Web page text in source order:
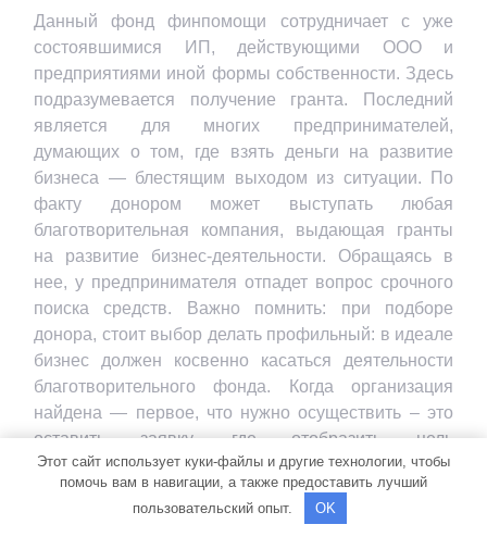
Данный фонд финпомощи сотрудничает с уже
состоявшимися ИП, действующими ООО и
предприятиями иной формы собственности. Здесь
подразумевается получение гранта. Последний
является для многих предпринимателей,
думающих о том, где взять деньги на развитие
бизнеса — блестящим выходом из ситуации. По
факту донором может выступать любая
благотворительная компания, выдающая гранты
на развитие бизнес-деятельности. Обращаясь в
нее, у предпринимателя отпадет вопрос срочного
поиска средств. Важно помнить: при подборе
донора, стоит выбор делать профильный: в идеале
бизнес должен косвенно касаться деятельности
благотворительного фонда. Когда организация
найдена — первое, что нужно осуществить – это
оставить заявку, где отобразить цель
запланированного к реализации проекта, доказать
его целесообразность и необходимость
финансирования.
Этот сайт использует куки-файлы и другие технологии, чтобы
помочь вам в навигации, а также предоставить лучший
пользовательский опыт.
OK